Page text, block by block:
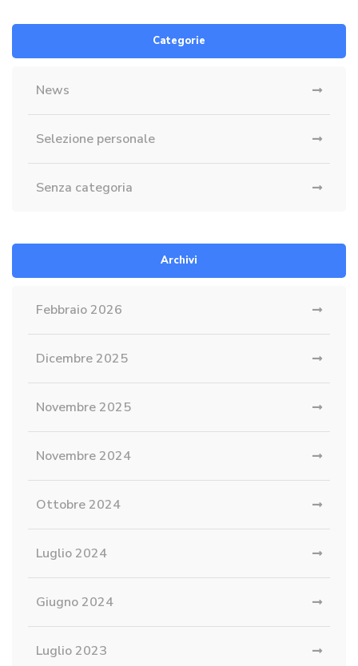
Categorie
News
Selezione personale
Senza categoria
Archivi
Febbraio 2026
Dicembre 2025
Novembre 2025
Novembre 2024
Ottobre 2024
Luglio 2024
Giugno 2024
Luglio 2023